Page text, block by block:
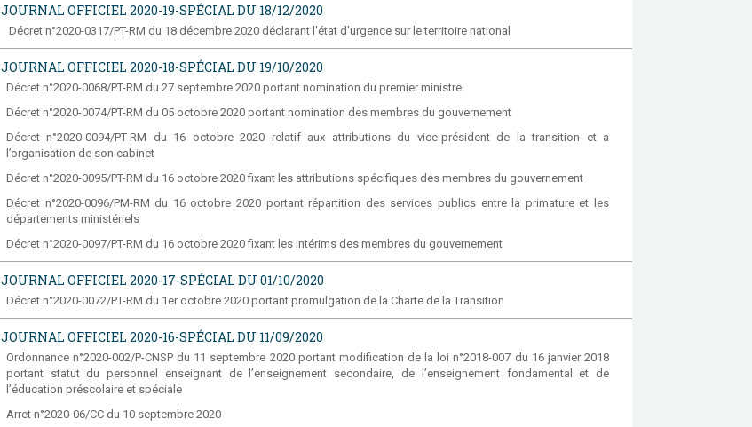
JOURNAL OFFICIEL 2020-19-SPÉCIAL DU 18/12/2020
Décret n°2020-0317/PT-RM du 18 décembre 2020 déclarant l'état d'urgence sur le territoire national
JOURNAL OFFICIEL 2020-18-SPÉCIAL DU 19/10/2020
Décret n°2020-0068/PT-RM du 27 septembre 2020 portant nomination du premier ministre
Décret n°2020-0074/PT-RM du 05 octobre 2020 portant nomination des membres du gouvernement
Décret n°2020-0094/PT-RM du 16 octobre 2020 relatif aux attributions du vice-président de la transition et a
l’organisation de son cabinet
Décret n°2020-0095/PT-RM du 16 octobre 2020 fixant les attributions spécifiques des membres du gouvernement
Décret n°2020-0096/PM-RM du 16 octobre 2020 portant répartition des services publics entre la primature et les
départements ministériels
Décret n°2020-0097/PT-RM du 16 octobre 2020 fixant les intérims des membres du gouvernement
JOURNAL OFFICIEL 2020-17-SPÉCIAL DU 01/10/2020
Décret n°2020-0072/PT-RM du 1er octobre 2020 portant promulgation de la Charte de la Transition
JOURNAL OFFICIEL 2020-16-SPÉCIAL DU 11/09/2020
Ordonnance n°2020-002/P-CNSP du 11 septembre 2020 portant modification de la loi n°2018-007 du 16 janvier 2018
portant statut du personnel enseignant de l’enseignement secondaire, de l’enseignement fondamental et de
l’éducation préscolaire et spéciale
Arret n°2020-06/CC du 10 septembre 2020